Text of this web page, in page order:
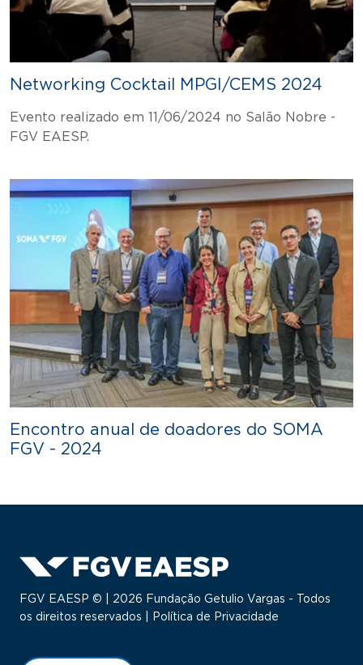
Networking Cocktail MPGI/CEMS 2024
Evento realizado em 11/06/2024 no Salão Nobre -
FGV EAESP.
Encontro anual de doadores do SOMA
FGV - 2024
FGV EAESP © | 2026 Fundação Getulio Vargas - Todos
os direitos reservados |
Política de Privacidade